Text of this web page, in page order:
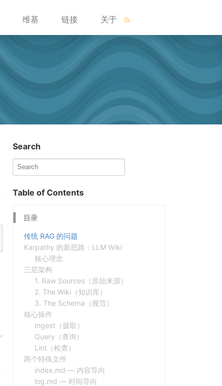
维基 链接 关于
Search
Table of Contents
目录
传统 RAG 的问题
Karpathy 的新思路：LLM Wiki
核心理念
三层架构
1. Raw Sources（原始来源）
2. The Wiki（知识库）
3. The Schema（规范）
核心操作
Ingest（摄取）
Query（查询）
Lint（检查）
两个特殊文件
index.md — 内容导向
log.md — 时间导向